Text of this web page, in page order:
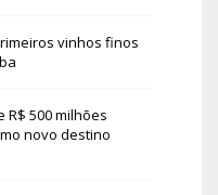
vinhos finos
R$ 500 milhões
novo destino